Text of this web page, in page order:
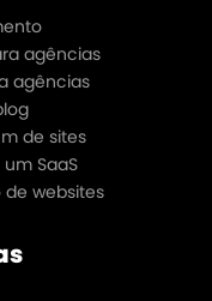
agências
agências
de sites
SaaS
websites